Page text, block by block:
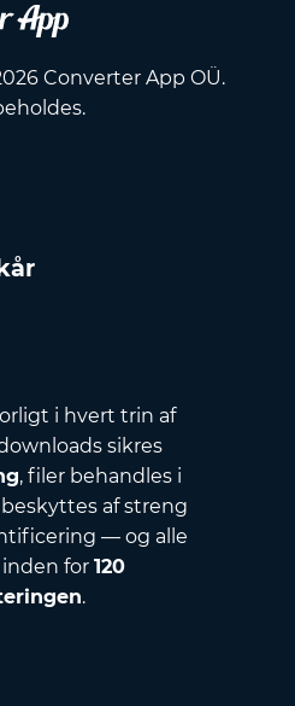
Converter App OÜ.
i hvert trin af
sikres
, filer behandles i
af streng
— og alle
for 120
.